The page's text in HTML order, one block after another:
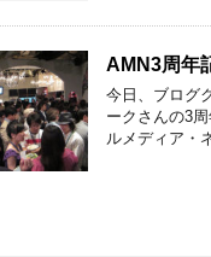
AMN3周年
今日、ブログ
ークさんの3
ルメディア・